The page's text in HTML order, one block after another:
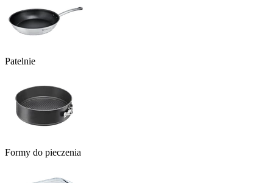
Patelnie
Formy do pieczenia